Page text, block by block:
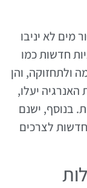
מים לא יניבו
חדשות כמו
ולתחזוקה, והן
האנרגיה יעלו,
בנוסף, ישנם
חדשות לצרכים